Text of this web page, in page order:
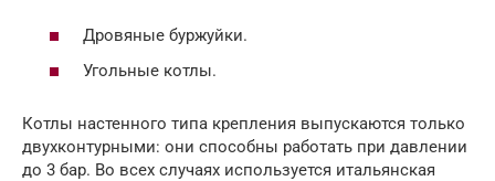
Дровяные буржуйки.
Угольные котлы.
Котлы настенного типа крепления выпускаются только
двухконтурными: они способны работать при давлении
до 3 бар. Во всех случаях используется итальянская